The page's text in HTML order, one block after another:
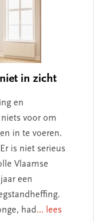
in zicht
en
voor om
in te voeren.
is niet serieus
Vlaamse
een
had ... lees